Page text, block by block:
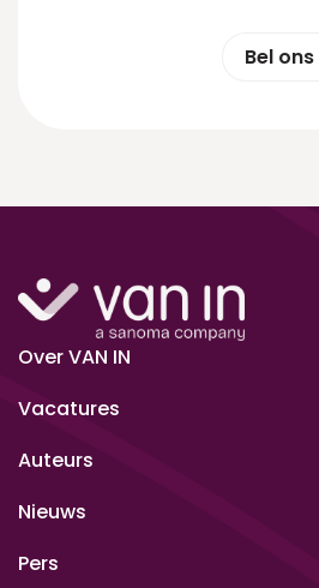
Bel ons
Over VAN IN
Vacatures
Auteurs
Nieuws
Pers